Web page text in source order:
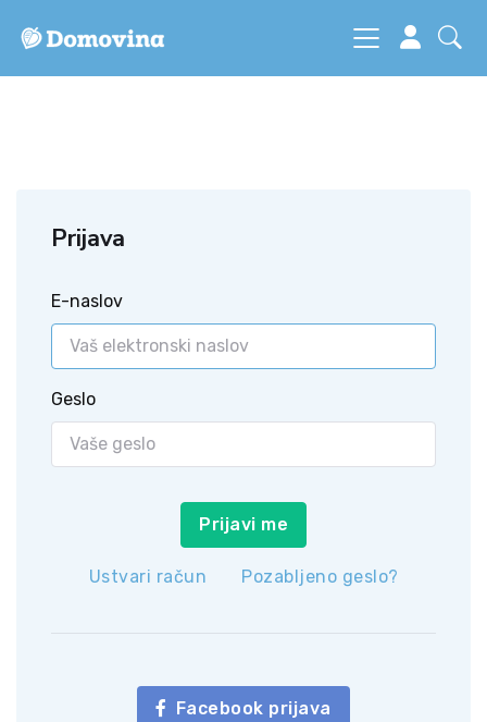
Prijava
E-naslov
Geslo
Prijavi me
Ustvari račun Pozabljeno geslo?
Facebook prijava